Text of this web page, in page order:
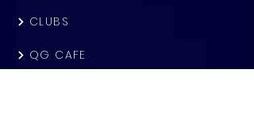
CLUBS
QG CAFE